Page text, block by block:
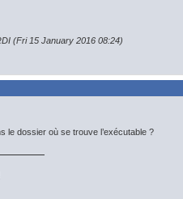
(Fri 15 January 2016 08:24)
le dossier où se trouve l’exécutable ?